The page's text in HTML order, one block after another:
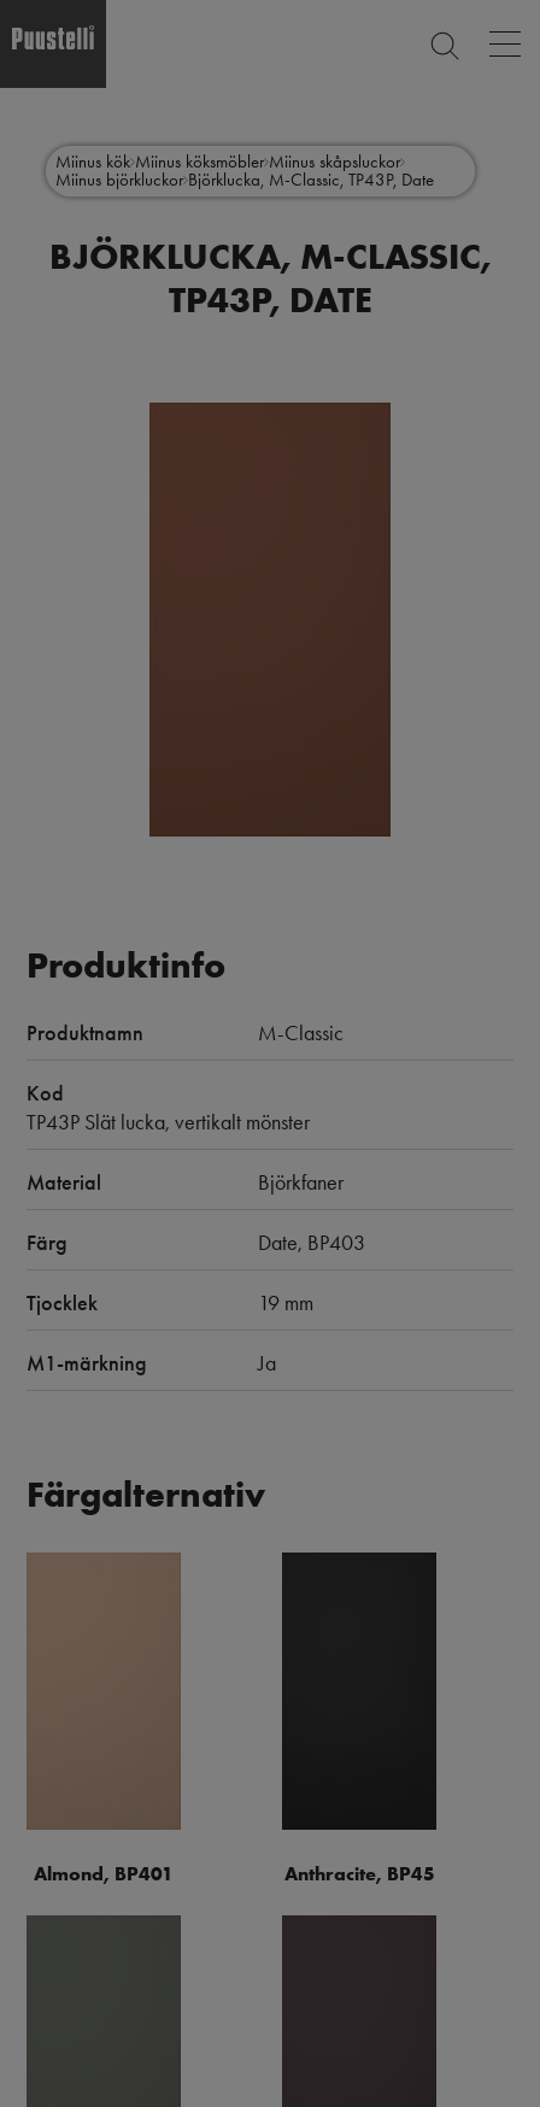
contentmenu
sv
Miinus kök Miinus köksmöbler Miinus skåpsluckor
Miinus björkluckor Björklucka, M-Classic, TP43P, Date
BJÖRKLUCKA, M-CLASSIC,
TP43P, DATE
Produktinfo
Produktnamn M-Classic
Kod
TP43P Slät lucka, vertikalt mönster
Material Björkfaner
Färg Date, BP403
Tjocklek 19 mm
M1-märkning Ja
Färgalternativ
Almond, BP401 Anthracite, BP45